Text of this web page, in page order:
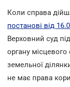
Коли справа
постанові від
Верховний суд
органу
земельної
не має права